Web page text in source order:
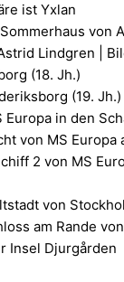
ist Yxlan
von
Lindgren |
(18. Jh.)
(19. Jh.)
Europa in den
von MS Europa
2 von MS
von
am Rande
Insel Djurgården